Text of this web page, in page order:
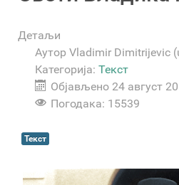
Детаљи
Аутор Vladimir Dimitrijevic
Категорија: Текст
Објављено 24 август
Погодака: 15539
Текст